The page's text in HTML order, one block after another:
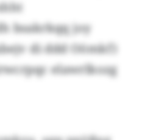
bsakrkqq joy
di ddd Oömkf)
elawrlkozg